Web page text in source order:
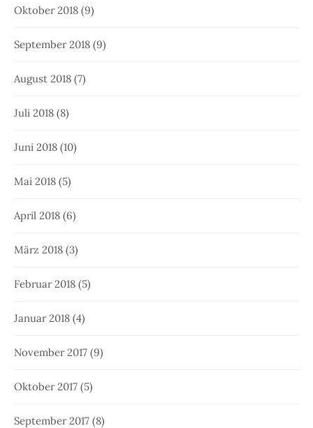
Oktober 2018 (9)
September 2018 (9)
August 2018 (7)
Juli 2018 (8)
Juni 2018 (10)
Mai 2018 (5)
April 2018 (6)
März 2018 (3)
Februar 2018 (5)
Januar 2018 (4)
November 2017 (9)
Oktober 2017 (5)
September 2017 (8)